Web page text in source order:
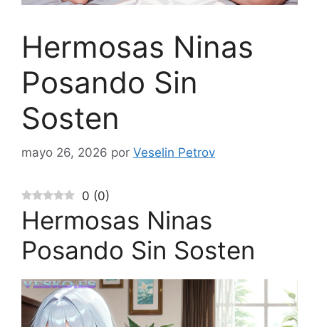
Hermosas Ninas
Posando Sin
Sosten
mayo 26, 2026 por Veselin Petrov
0 (0)
Hermosas Ninas
Posando Sin Sosten